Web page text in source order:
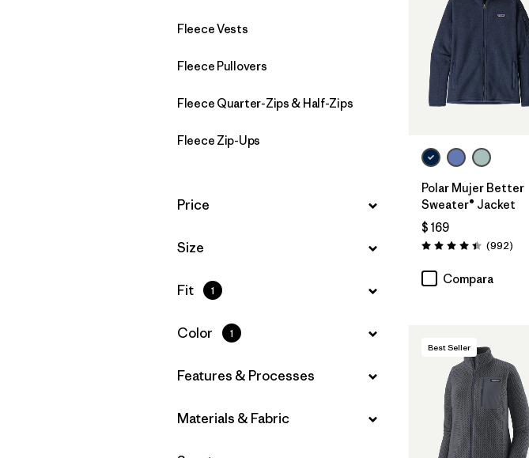
Product Family
Fleece Vests
Fleece Pullovers
Fleece Quarter-Zips & Half-Zips
Fleece Zip-Ups
Filtrar por
Price
Filtrar por
Size
Filtrar por
Fit 1
Filtrar por
Color 1
Filtrar por
Features & Processes
Filtrar por
Materials & Fabric
Polar Mujer Better
Sweater® Jacket
$ 169
Valoración: 4.4 / 5
(992)
Compara
Best Seller